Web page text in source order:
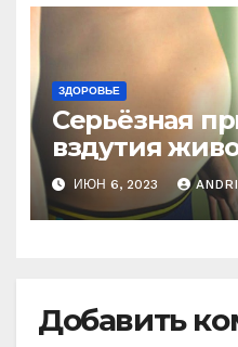
ЗДОРОВЬЕ
Серьёзная
вздутия
лет. Многие
это
становится
ИЮН 6, 2023
Добавить